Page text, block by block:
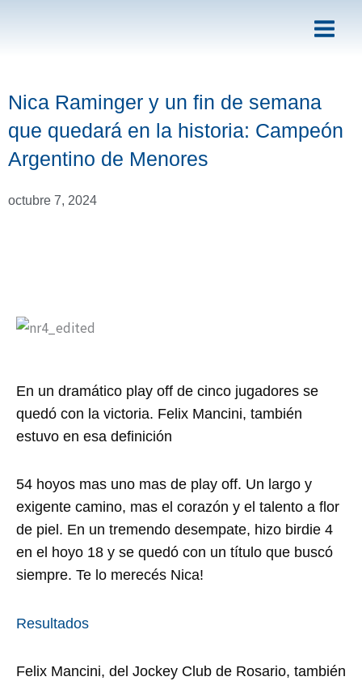
Nica Raminger y un fin de semana
que quedará en la historia: Campeón
Argentino de Menores
octubre 7, 2024
En un dramático play off de cinco jugadores se
quedó con la victoria. Felix Mancini, también
estuvo en esa definición
54 hoyos mas uno mas de play off. Un largo y
exigente camino, mas el corazón y el talento a flor
de piel. En un tremendo desempate, hizo birdie 4
en el hoyo 18 y se quedó con un título que buscó
siempre. Te lo merecés Nica!
Resultados
Felix Mancini, del Jockey Club de Rosario, también